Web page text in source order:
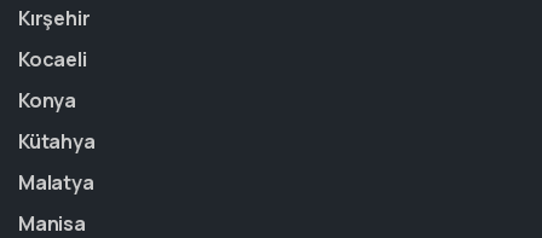
Kırşehir
Kocaeli
Konya
Kütahya
Malatya
Manisa